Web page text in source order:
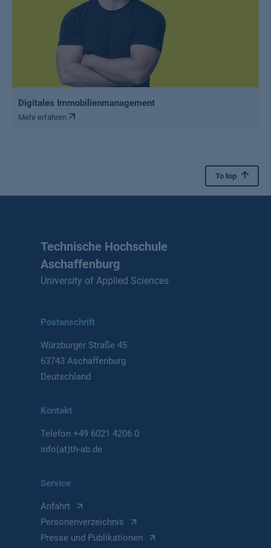
Digitales Immobilienmanagement
Mehr erfahren
To top
Technische Hochschule
Aschaffenburg
University of Applied Sciences
Postanschrift
Würzburger Straße 45
63743 Aschaffenburg
Deutschland
Kontakt
Telefon+49 6021 4206 0
info(at)th-ab.de
Service
Anfahrt
Personenverzeichnis
Presse und Publikationen